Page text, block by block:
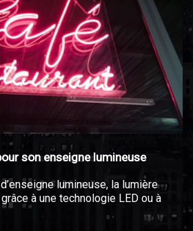
son enseigne lumineuse
lumineuse, la lumière
à une technologie LED ou à